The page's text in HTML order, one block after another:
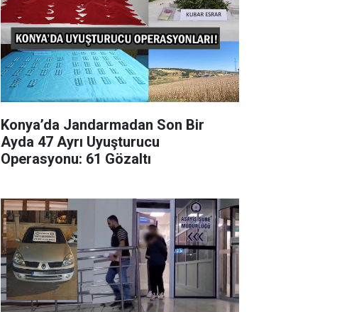
Konya’da Jandarmadan Son Bir
Ayda 47 Ayrı Uyuşturucu
Operasyonu: 61 Gözaltı